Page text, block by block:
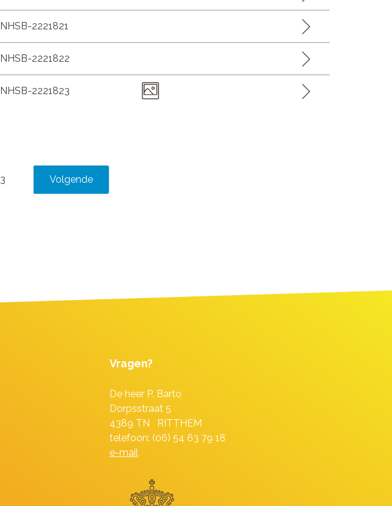
NHSB-2221821
NHSB-2221822
NHSB-2221823
3
Vragen?
De heer P. Barto
Dorpsstraat 5
4389 TN RITTHEM
telefoon: (06) 54 63 79 18
e-mail